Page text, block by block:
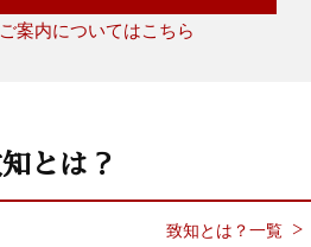
案内についてはこちら
とは？
致知とは？一覧